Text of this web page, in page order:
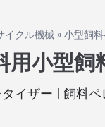
イクル機械 » 小型飼
用小型
イザー | 飼料